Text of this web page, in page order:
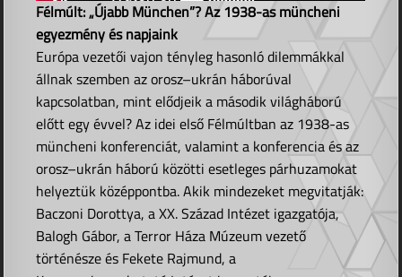
Félmúlt: „Újabb München”? Az 1938-as müncheni
egyezmény és napjaink
Európa vezetői vajon tényleg hasonló dilemmákkal
állnak szemben az orosz–ukrán háborúval
kapcsolatban, mint elődjeik a második világháború
előtt egy évvel? Az idei első Félmúltban az 1938-as
müncheni konferenciát, valamint a konferencia és az
orosz–ukrán háború közötti esetleges párhuzamokat
helyeztük középpontba. Akik mindezeket megvitatják:
Baczoni Dorottya, a XX. Század Intézet igazgatója,
Balogh Gábor, a Terror Háza Múzeum vezető
történésze és Fekete Rajmund, a